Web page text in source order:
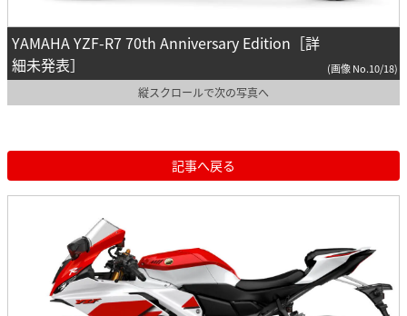
YAMAHA YZF-R7 70th Anniversary Edition［詳
細未発表］
(画像 No.10/18)
縦スクロールで次の写真へ
記事へ戻る